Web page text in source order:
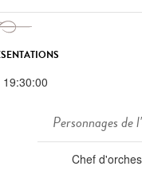
Personnages de
Chef